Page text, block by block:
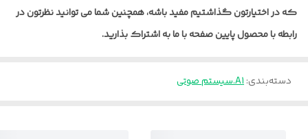
که در اختیارتون گذاشتیم مفید باشه، همچنین شما می توانید نظرتون در
رابطه با محصول پایین صفحه با ما به اشتراک بذارید.
دسته‌بندی:A1.سیستم صوتی